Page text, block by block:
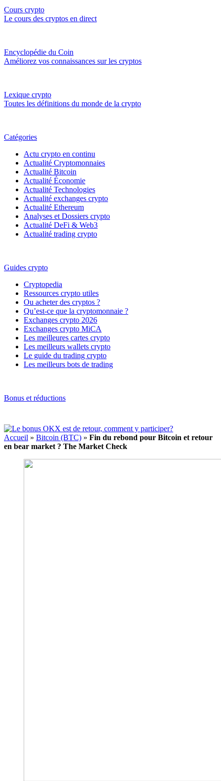
Cours crypto
Le cours des cryptos en direct
Encyclopédie du Coin
Améliorez vos connaissances sur les cryptos
Lexique crypto
Toutes les définitions du monde de la crypto
Catégories
Actu crypto en continu
Actualité Cryptomonnaies
Actualité Bitcoin
Actualité Économie
Actualité Technologies
Actualité exchanges crypto
Actualité Ethereum
Analyses et Dossiers crypto
Actualité DeFi & Web3
Actualité trading crypto
Guides crypto
Cryptopedia
Ressources crypto utiles
Ou acheter des cryptos ?
Qu’est-ce que la cryptomonnaie ?
Exchanges crypto 2026
Exchanges crypto MiCA
Les meilleures cartes crypto
Les meilleurs wallets crypto
Le guide du trading crypto
Les meilleurs bots de trading
Bonus et réductions
Accueil » Bitcoin (BTC) » Fin du rebond pour Bitcoin et retour
en bear market ? The Market Check